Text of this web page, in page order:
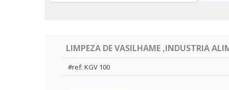
LIMPEZA DE VASILHAME ,INDUSTRIA
#ref: KGV 100